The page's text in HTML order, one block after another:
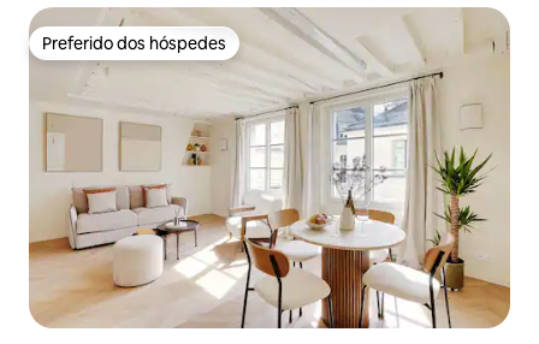
Preferido dos hóspedes
Preferido dos hóspedes